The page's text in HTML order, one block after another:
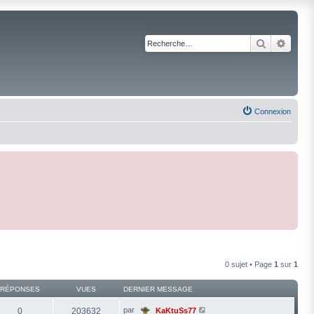
Rechercher
Connexion
0 sujet • Page 1 sur 1
RÉPONSES VUES DERNIER MESSAGE
0 203632 par
KaKtuSs77